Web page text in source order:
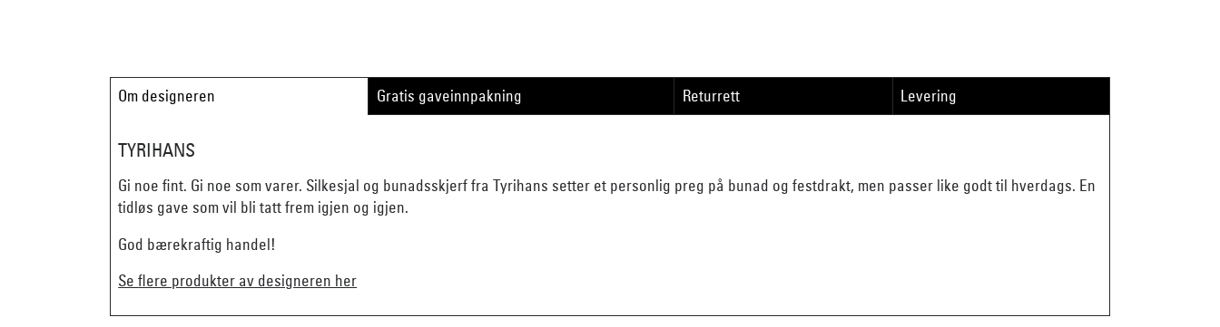
Om designeren Gratis gaveinnpakning Returrett Levering
TYRIHANS
Gi noe fint. Gi noe som varer. Silkesjal og bunadsskjerf fra Tyrihans setter et personlig preg på bunad og festdrakt, men passer like godt til hverdags. En
tidløs gave som vil bli tatt frem igjen og igjen.
God bærekraftig handel!
Se flere produkter av designeren her